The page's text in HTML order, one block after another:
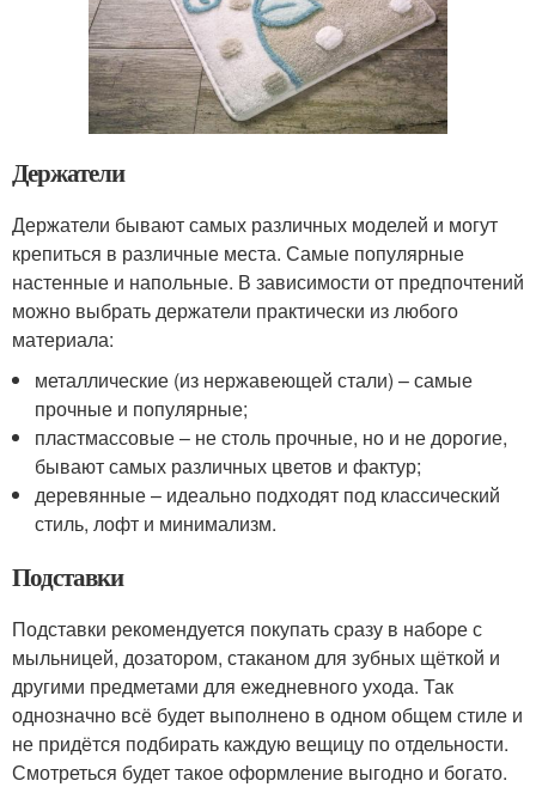
Держатели
Держатели бывают самых различных моделей и могут
крепиться в различные места. Самые популярные
настенные и напольные. В зависимости от предпочтений
можно выбрать держатели практически из любого
материала:
металлические (из нержавеющей стали) – самые
прочные и популярные;
пластмассовые – не столь прочные, но и не дорогие,
бывают самых различных цветов и фактур;
деревянные – идеально подходят под классический
стиль, лофт и минимализм.
Подставки
Подставки рекомендуется покупать сразу в наборе с
мыльницей, дозатором, стаканом для зубных щёткой и
другими предметами для ежедневного ухода. Так
однозначно всё будет выполнено в одном общем стиле и
не придётся подбирать каждую вещицу по отдельности.
Смотреться будет такое оформление выгодно и богато.